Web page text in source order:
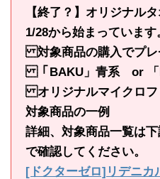
【終了？】オリジナル
1/28から始まっています
対象商品の購入でプレ
「BAKU」青系 or 「
オリジナルマイクロフ
対象商品の一例
詳細、対象商品一覧は
で確認してください。
[ドクターゼロ]リデニカ